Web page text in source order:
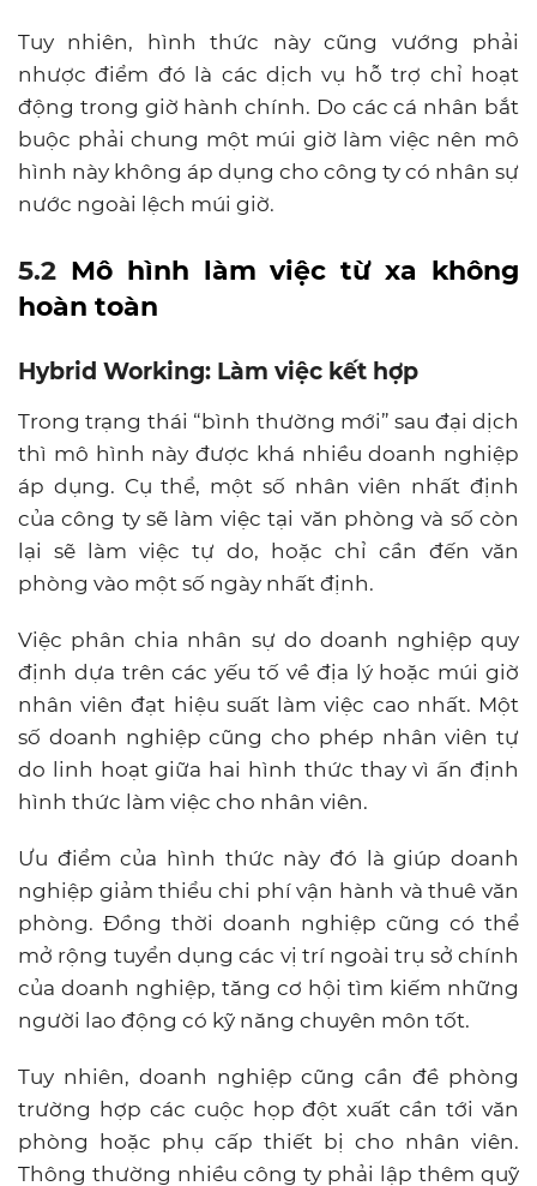
Tuy nhiên, hình thức này cũng vướng phải
nhược điểm đó là các dịch vụ hỗ trợ chỉ hoạt
động trong giờ hành chính. Do các cá nhân bắt
buộc phải chung một múi giờ làm việc nên mô
hình này không áp dụng cho công ty có nhân sự
nước ngoài lệch múi giờ.
5.2 Mô hình làm việc từ xa không
hoàn toàn
Hybrid Working: Làm việc kết hợp
Trong trạng thái “bình thường mới” sau đại dịch
thì mô hình này được khá nhiều doanh nghiệp
áp dụng. Cụ thể, một số nhân viên nhất định
của công ty sẽ làm việc tại văn phòng và số còn
lại sẽ làm việc tự do, hoặc chỉ cần đến văn
phòng vào một số ngày nhất định.
Việc phân chia nhân sự do doanh nghiệp quy
định dựa trên các yếu tố về địa lý hoặc múi giờ
nhân viên đạt hiệu suất làm việc cao nhất. Một
số doanh nghiệp cũng cho phép nhân viên tự
do linh hoạt giữa hai hình thức thay vì ấn định
hình thức làm việc cho nhân viên.
Ưu điểm của hình thức này đó là giúp doanh
nghiệp giảm thiểu chi phí vận hành và thuê văn
phòng. Đồng thời doanh nghiệp cũng có thể
mở rộng tuyển dụng các vị trí ngoài trụ sở chính
của doanh nghiệp, tăng cơ hội tìm kiếm những
người lao động có kỹ năng chuyên môn tốt.
Tuy nhiên, doanh nghiệp cũng cần đề phòng
trường hợp các cuộc họp đột xuất cần tới văn
phòng hoặc phụ cấp thiết bị cho nhân viên.
Thông thường nhiều công ty phải lập thêm quỹ